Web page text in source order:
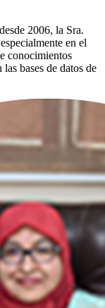
2006, la Sra.
en el
conocimientos
bases de datos de